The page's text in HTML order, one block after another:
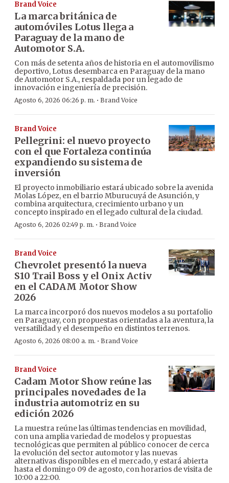
Brand Voice
La marca británica de
automóviles Lotus llega a
Paraguay de la mano de
Automotor S.A.
Con más de setenta años de historia en el automovilismo
deportivo, Lotus desembarca en Paraguay de la mano
de Automotor S.A., respaldada por un legado de
innovación e ingeniería de precisión.
Agosto 6, 2026 06:26 p. m. · Brand Voice
Brand Voice
Pellegrini: el nuevo proyecto
con el que Fortaleza continúa
expandiendo su sistema de
inversión
El proyecto inmobiliario estará ubicado sobre la avenida
Molas López, en el barrio Mburucuyá de Asunción, y
combina arquitectura, crecimiento urbano y un
concepto inspirado en el legado cultural de la ciudad.
Agosto 6, 2026 02:49 p. m. · Brand Voice
Brand Voice
Chevrolet presentó la nueva
S10 Trail Boss y el Onix Activ
en el CADAM Motor Show
2026
La marca incorporó dos nuevos modelos a su portafolio
en Paraguay, con propuestas orientadas a la aventura, la
versatilidad y el desempeño en distintos terrenos.
Agosto 6, 2026 08:00 a. m. · Brand Voice
Brand Voice
Cadam Motor Show reúne las
principales novedades de la
industria automotriz en su
edición 2026
La muestra reúne las últimas tendencias en movilidad,
con una amplia variedad de modelos y propuestas
tecnológicas que permiten al público conocer de cerca
la evolución del sector automotor y las nuevas
alternativas disponibles en el mercado, y estará abierta
hasta el domingo 09 de agosto, con horarios de visita de
10:00 a 22:00.